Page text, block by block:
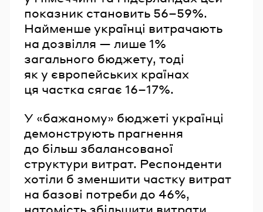
показник становить 56–59%.
Найменше українці витрачають
на дозвілля — лише 1%
загального бюджету, тоді
як у європейських країнах
ця частка сягає 16–17%.
У «бажаному» бюджеті українці
демонструють прагнення
до більш збалансованої
структури витрат. Респонденти
хотіли б зменшити частку витрат
на базові потреби до 46%,